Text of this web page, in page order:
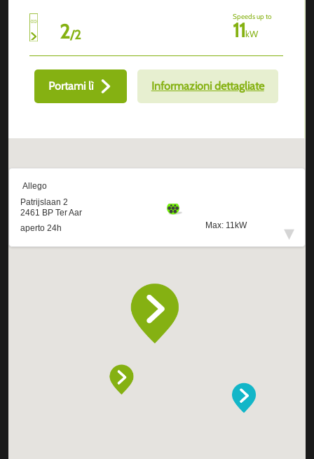
2/2
Speeds up to
11kW
Portami lì Informazioni dettagliate